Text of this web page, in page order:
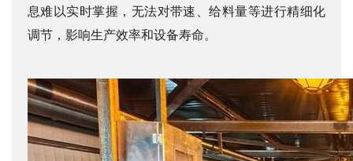
息难以实时掌握，无法对带速、给料量等进行精细化
调节，影响生产效率和设备寿命。